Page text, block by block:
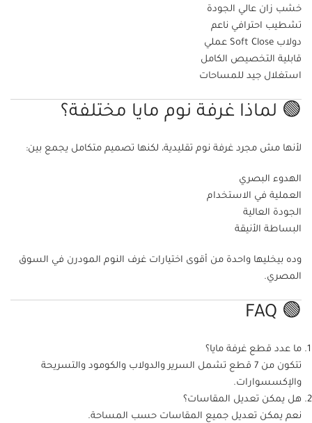
خشب زان عالي الجودة
تشطيب احترافي ناعم
دولاب Soft Close عملي
قابلية التخصيص الكامل
استغلال جيد للمساحات
🟢 لماذا غرفة نوم مايا مختلفة؟
لأنها مش مجرد غرفة نوم تقليدية، لكنها تصميم متكامل يجمع بين:
الهدوء البصري
العملية في الاستخدام
الجودة العالية
البساطة الأنيقة
وده بيخليها واحدة من أقوى اختيارات غرف النوم المودرن في السوق
المصري.
🟢 FAQ
ما عدد قطع غرفة مايا؟
تتكون من 7 قطع تشمل السرير والدولاب والكومود والتسريحة
والإكسسوارات.
هل يمكن تعديل المقاسات؟
نعم يمكن تعديل جميع المقاسات حسب المساحة.